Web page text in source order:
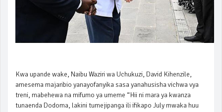
Kwa upande wake, Naibu Waziri wa Uchukuzi, David Kihenzile,
amesema majaribio yanayofanyika sasa yanahusisha vichwa vya
treni, mabehewa na mifumo ya umeme “Hii ni mara ya kwanza
tunaenda Dodoma, lakini tumejipanga ili ifikapo July mwaka huu